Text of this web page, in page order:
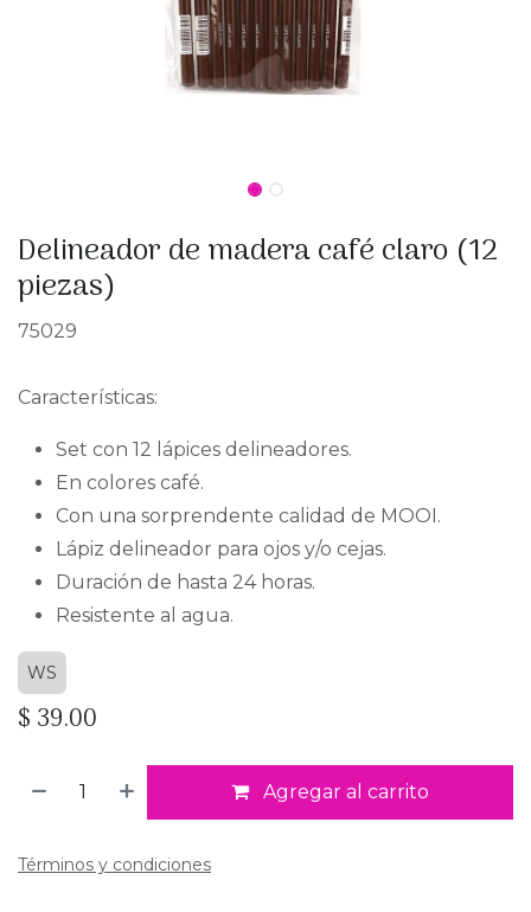
Delineador de madera café claro (12
piezas)
75029
Características:
Set con 12 lápices delineadores.
En colores café.
Con una sorprendente calidad de MOOI.
Lápiz delineador para ojos y/o cejas.
Duración de hasta 24 horas.
Resistente al agua.
WS
$ 39.00
Agregar al carrito
Términos y condiciones